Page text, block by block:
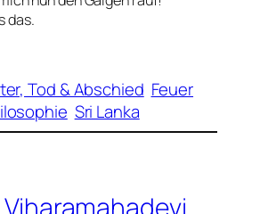
das.
Tod & Abschied Feuer
Sri Lanka